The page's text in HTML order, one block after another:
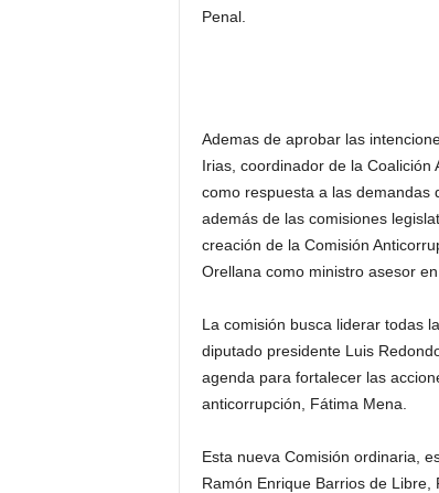
Penal.
Ademas de aprobar las
Irias, coordinador de la Coalición
como respuesta a las demandas
además de las comisiones
creación de la Comisión
Orellana como ministro asesor
La comisión busca liderar todas
diputado presidente Luis
agenda para fortalecer las
anticorrupción, Fátima Mena.
Esta nueva Comisión ordinaria,
Ramón Enrique Barrios de Libre,